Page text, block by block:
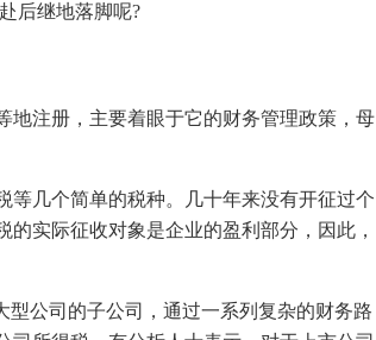
后继地落脚呢?
地注册，主要着眼于它的财务管理政策，母
等几个简单的税种。几十年来没有开征过个
实际征收对象是企业的盈利部分，因此，
型公司的子公司，通过一系列复杂的财务路